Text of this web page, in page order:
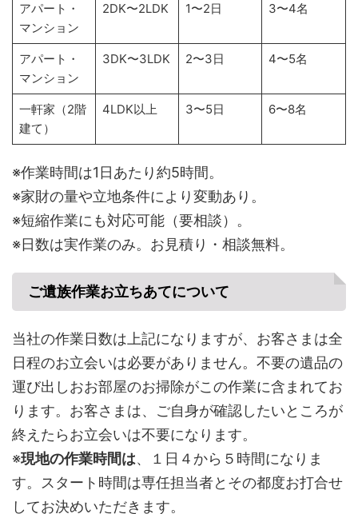
アパート・
マンション
2DK〜2LDK 1〜2日 3〜4名
アパート・
マンション
3DK〜3LDK 2〜3日 4〜5名
一軒家（2階
建て）
4LDK以上 3〜5日 6〜8名
※作業時間は1日あたり約5時間。
※家財の量や立地条件により変動あり。
※短縮作業にも対応可能（要相談）。
※日数は実作業のみ。お見積り・相談無料。
ご遺族作業お立ちあてについて
当社の作業日数は上記になりますが、お客さまは全
日程のお立会いは必要がありません。不要の遺品の
運び出しおお部屋のお掃除がこの作業に含まれてお
ります。お客さまは、ご自身が確認したいところが
終えたらお立会いは不要になります。
※現地の作業時間は、１日４から５時間になりま
す。スタート時間は専任担当者とその都度お打合せ
してお決めいただきます。